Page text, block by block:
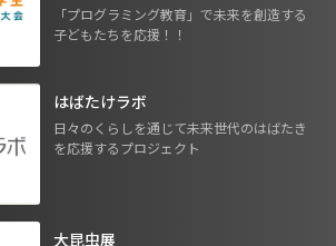
「プログラミング教育」で未来を創造する
子どもたちを応援！！
はばたけラボ
日々のくらしを通じて未来世代のはばたき
を応援するプロジェクト
大昆虫展